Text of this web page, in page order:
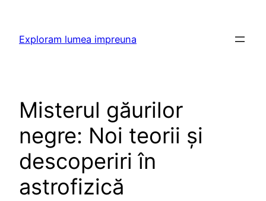
content
Exploram lumea impreuna
Misterul găurilor
negre: Noi teorii și
descoperiri în
astrofizică